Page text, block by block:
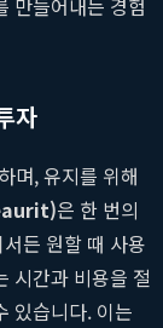
만들어내는 경험
자
며, 유지를 위해
은 한 번의
든 원할 때 사용
시간과 비용을 절
있습니다. 이는